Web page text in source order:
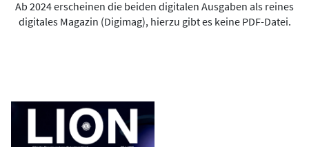
Ab 2024 erscheinen die beiden digitalen Ausgaben als reines
digitales Magazin (Digimag), hierzu gibt es keine PDF-Datei.